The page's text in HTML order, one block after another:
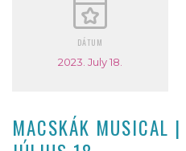
DÁTUM
2023. July 18.
MACSKÁK MUSICAL